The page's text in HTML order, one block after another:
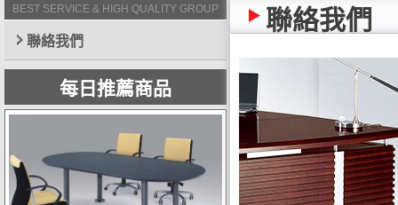
BEST SERVICE & HIGH QUALITY GROUP
聯絡我們
每日推薦商品
聯絡我們